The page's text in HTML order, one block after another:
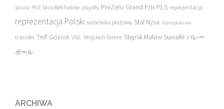
świata PGE Skra Bełchatów playoffy PreZero Grand Prix PLS reprezentacja
reprezentacja Polski siatkówka plażowa Stal Nysa Staropolanka
transfer Trefl Gdańsk VNL Wojciech Ferens Ślepsk Malow Suwałki バレー
ボール
ARCHIWA